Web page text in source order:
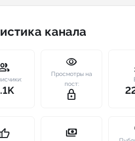
Telegram
New
канала
visibility
Просмотры на
пост:
lock_outline
payments